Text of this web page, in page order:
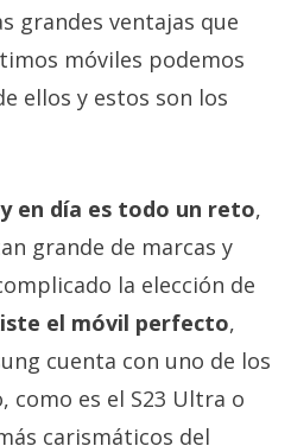
grandes ventajas que
móviles podemos
ellos y estos son los
en día es todo un reto,
grande de marcas y
la elección de
el móvil perfecto,
cuenta con uno de los
como es el S23 Ultra o
carismáticos del